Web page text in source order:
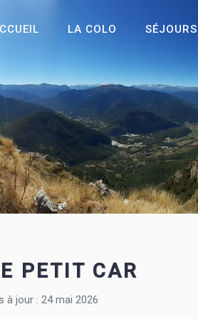
LA COLO
PETIT CAR
à jour : 24 mai 2026